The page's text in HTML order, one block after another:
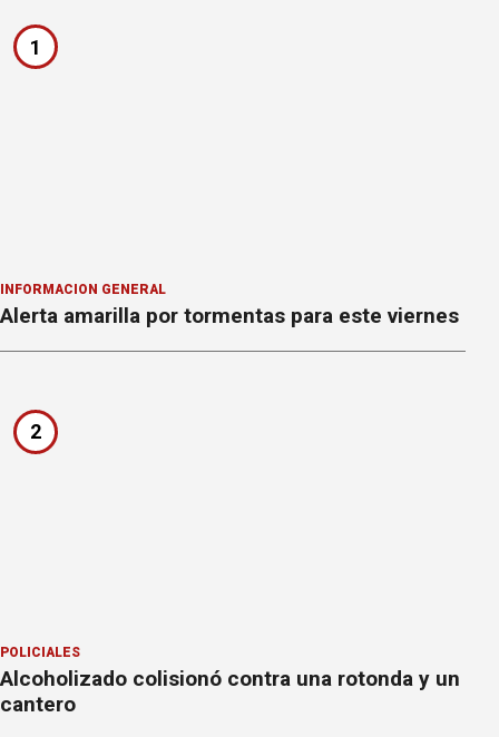
1
INFORMACION GENERAL
Alerta amarilla por tormentas para este viernes
2
POLICIALES
Alcoholizado colisionó contra una rotonda y un
cantero